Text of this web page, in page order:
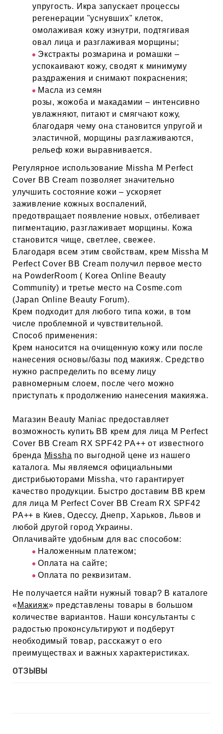
упругость. Икра запускает процессы
регенерации "уснувших" клеток,
омолаживая кожу изнутри, подтягивая
овал лица и разглаживая морщины;
Экстракты розмарина и ромашки –
успокаивают кожу, сводят к минимуму
раздражения и снимают покраснения;
Масла из семян
розы, жожоба и макадамии – интенсивно
увлажняют, питают и смягчают кожу,
благодаря чему она становится упругой и
эластичной, морщины разглаживаются,
рельеф кожи выравнивается.
Регулярное использование Missha M Perfect
Cover BB Cream позволяет значительно
улучшить состояние кожи – ускоряет
заживление кожных воспалений,
предотвращает появление новых, отбеливает
пигментацию, разглаживает морщины. Кожа
становится чище, светлее, свежее.
Благодаря всем этим свойствам, крем Missha M
Perfect Cover BB Cream получил первое место
на PowderRoom ( Korea Online Beauty
Community) и третье место на Cosme.com
(Japan Online Beauty Forum).
Крем подходит для любого типа кожи, в том
числе проблемной и чувствительной.
Способ применения:
Крем наносится на очищенную кожу или после
нанесения основы/базы под макияж. Средство
нужно распределить по всему лицу
равномерным слоем, после чего можно
приступать к продолжению нанесения макияжа.
Магазин Beauty Maniac предоставляет
возможность купить BB крем для лица M Perfect
Cover BB Cream RX SPF42 PA++ от известного
бренда Missha по выгодной цене из нашего
каталога. Мы являемся официальными
дистрибьюторами Missha, что гарантирует
качество продукции. Быстро доставим ВВ крем
для лица M Perfect Cover BB Cream RX SPF42
PA++ в Киев, Одессу, Днепр, Харьков, Львов и
любой другой город Украины.
Оплачивайте удобным для вас способом:
Наложенным платежом;
Оплата на сайте;
Оплата по реквизитам.
Не получается найти нужный товар? В каталоге
«Макияж» представлены товары в большом
количестве вариантов. Наши консультанты с
радостью проконсультируют и подберут
необходимый товар, расскажут о его
преимуществах и важных характеристиках.
ОТЗЫВЫ